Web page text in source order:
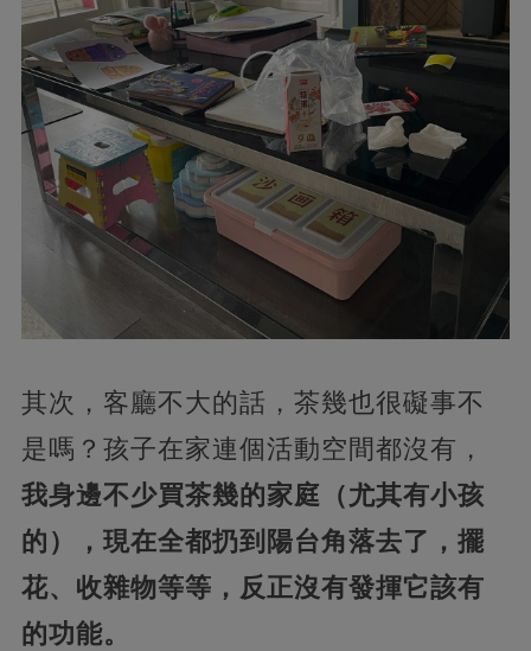
其次，客廳不大的話，茶幾也很礙事不
是嗎？孩子在家連個活動空間都沒有，
我身邊不少買茶幾的家庭（尤其有小孩
的），現在全都扔到陽台角落去了，擺
花、收雜物等等，反正沒有發揮它該有
的功能。